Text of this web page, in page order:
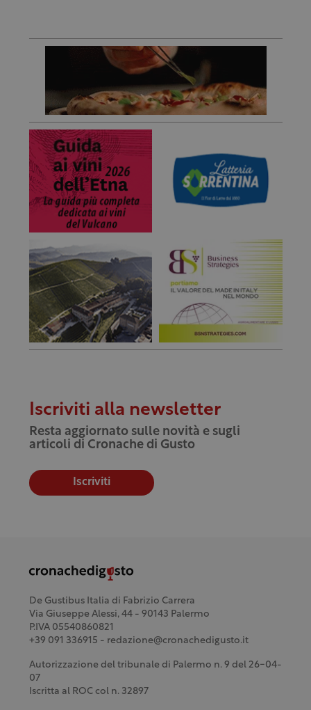
Iscriviti alla newsletter
Resta aggiornato sulle novità e sugli
articoli di Cronache di Gusto
Iscriviti
De Gustibus Italia di Fabrizio Carrera
Via Giuseppe Alessi, 44 - 90143 Palermo
P.IVA 05540860821
+39 091 336915 - redazione@cronachedigusto.it
Autorizzazione del tribunale di Palermo n. 9 del 26-04-
07
Iscritta al ROC col n. 32897